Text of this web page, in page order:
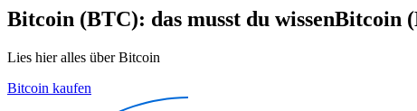
Bitcoin (BTC): das musst du wissenBitcoin
Lies hier alles über Bitcoin
Bitcoin kaufen